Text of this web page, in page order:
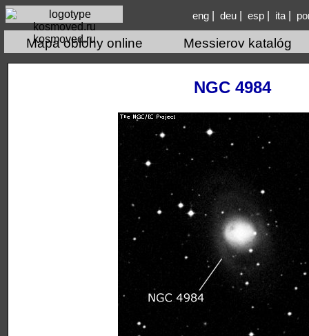
kosmoved.ru
eng| deu| esp| ita|
Mapa oblohy online Messierov katalóg
NGC 4984